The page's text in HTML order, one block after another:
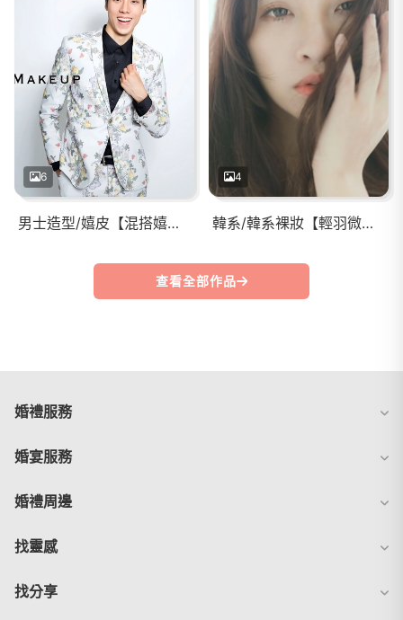
6
男士造型/嬉皮【混搭嬉皮】活潑不收拘束的嬉皮風格
4
韓系/韓系裸妝【輕羽微光】詢問度No.1的韓系清新妝感
查看全部作品
婚禮服務
婚宴服務
婚禮周邊
找靈感
找分享